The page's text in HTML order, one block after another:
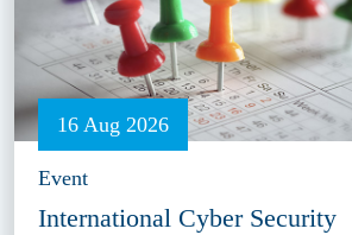
16 Aug 2026
Event
International Cyber Security